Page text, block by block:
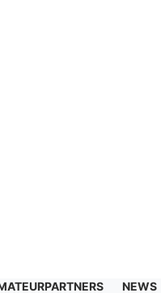
PARTNERS NEWS